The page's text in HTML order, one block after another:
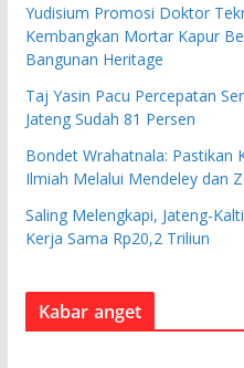
Yudisium Promosi Doktor
Kembangkan Mortar Kapur
Bangunan Heritage
Taj Yasin Pacu Percepatan
Jateng Sudah 81 Persen
Bondet Wrahatnala: Pastikan
Ilmiah Melalui Mendeley dan
Saling Melengkapi, Jateng-
Kerja Sama Rp20,2 Triliun
Kabar anget